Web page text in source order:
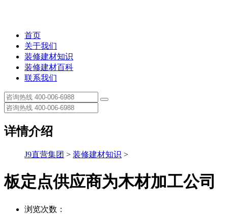
首页
关于我们
装修建材知识
装修建材百科
联系我们
详情介绍
J9直营集团 > 装修建材知识 >
板定点供应商为木材加工公司
浏览次数：